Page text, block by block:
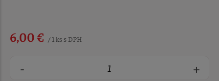
6,00 € / 1 ks s DPH
- +